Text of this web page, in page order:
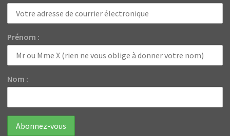
Prénom :
Nom :